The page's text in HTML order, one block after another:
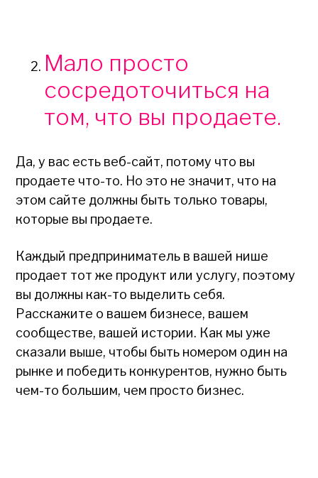
Мало просто
сосредоточиться на
том, что вы продаете.
Да, у вас есть веб-сайт, потому что вы
продаете что-то. Но это не значит, что на
этом сайте должны быть только товары,
которые вы продаете.
Каждый предприниматель в вашей нише
продает тот же продукт или услугу, поэтому
вы должны как-то выделить себя.
Расскажите о вашем бизнесе, вашем
сообществе, вашей истории. Как мы уже
сказали выше, чтобы быть номером один на
рынке и победить конкурентов, нужно быть
чем-то большим, чем просто бизнес.